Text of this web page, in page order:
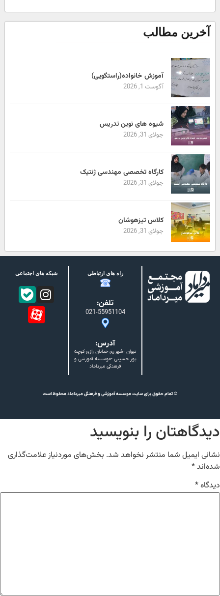
آخرین مطالب
آموزش خانواده(راستگویی)
آگوست 1, 2026
شیوه های نوین تدریس
جولای 31, 2026
کارگاه تخصصی مهندسی ژنتیک
جولای 31, 2026
کلاس تیزهوشان
جولای 31, 2026
راه های ارتباطی
تلفن:
021-55951104
آدرس:
تهران -شهرری-خیابان رازی-کوچه
پور حسینی -موسسه آموزشی و
فرهنگی میرداماد
شبکه های اجتماعی
© تمام حقوق برای سایت موسسه آموزشی و فرهنگی میرداماد محفوظ است
دیدگاهتان را بنویسید
نشانی ایمیل شما منتشر نخواهد شد. بخش‌های موردنیاز علامت‌گذاری
شده‌اند*
دیدگاه*